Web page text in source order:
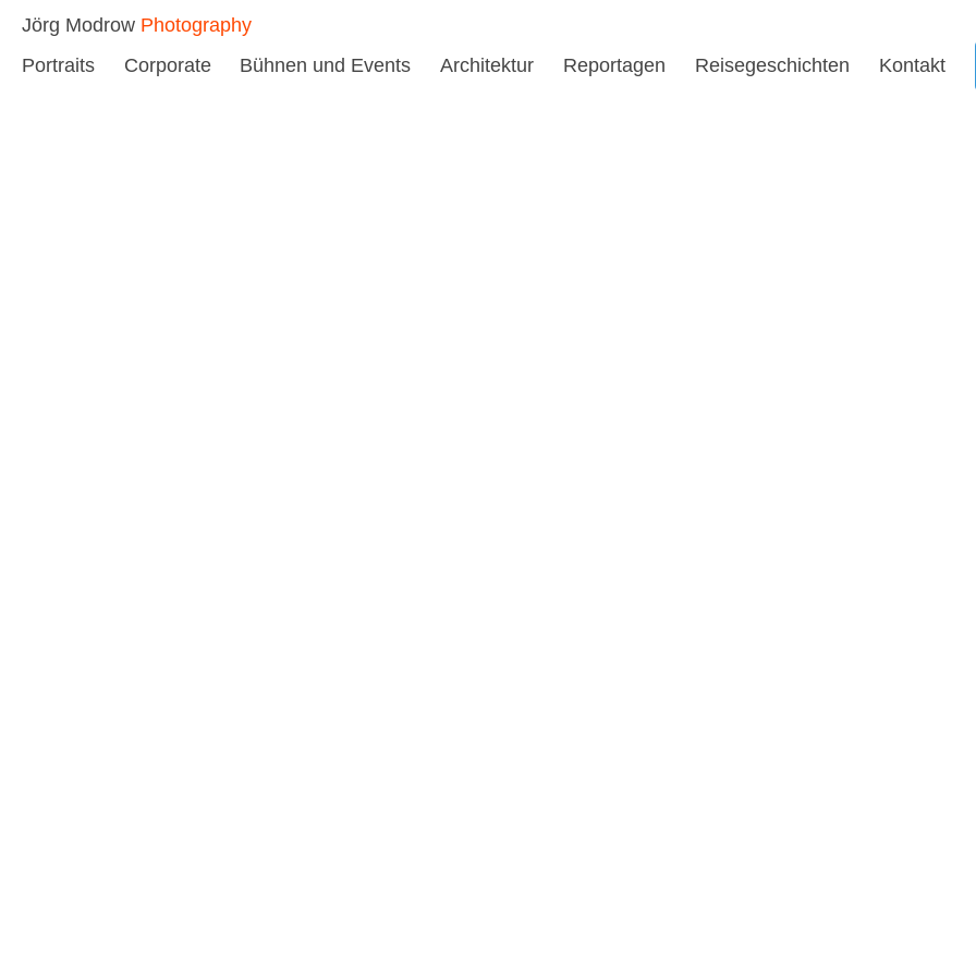
Jörg Modrow Photography
Portraits Corporate Bühnen und Events Architektur Reportagen Reisegeschichten Kontakt